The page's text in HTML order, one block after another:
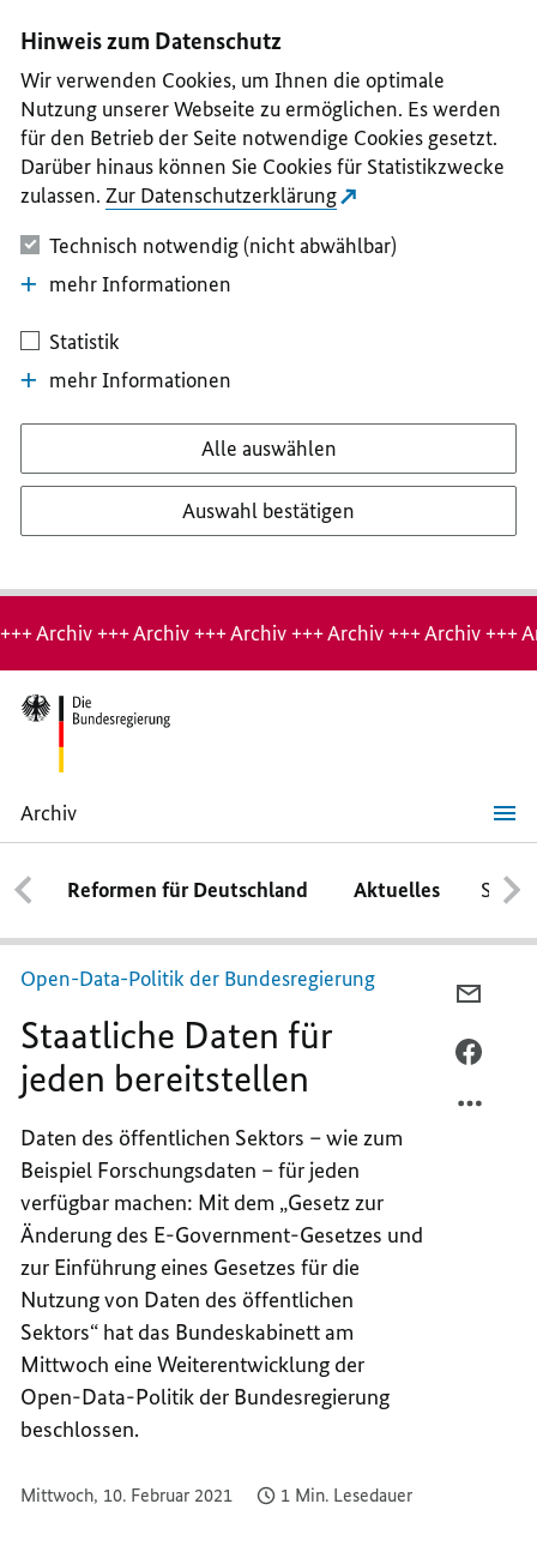
II
III
IV
V
Hinweis zum Datenschutz
Wir verwenden Cookies, um Ihnen die optimale
Nutzung unserer Webseite zu ermöglichen. Es werden
für den Betrieb der Seite notwendige Cookies gesetzt.
Darüber hinaus können Sie Cookies für Statistikzwecke
zulassen. Zur Datenschutzerklärung
Technisch notwendig (nicht abwählbar)
mehr Informationen
Statistik
mehr Informationen
Alle auswählen
Auswahl bestätigen
Hinweis:
Archiv-
Seite
+++ Archiv +++ Archiv +++ Archiv +++ Archiv +++ Archiv +++
Archiv
Staatliche
Daten
für
jeden
bereitstellen
Reformen für Deutschland Aktuelles
Open-Data-Politik der Bundesregierung
Staatliche Daten für
jeden bereitstellen
Daten des öffentlichen Sektors – wie zum
Beispiel Forschungsdaten – für jeden
verfügbar machen: Mit dem „Gesetz zur
Änderung des E-Government-Gesetzes und
zur Einführung eines Gesetzes für die
Nutzung von Daten des öffentlichen
Sektors“ hat das Bundeskabinett am
Mittwoch eine Weiterentwicklung der
Open-Data-Politik der Bundesregierung
beschlossen.
Mittwoch, 10. Februar 2021 1 Min. Lesedauer